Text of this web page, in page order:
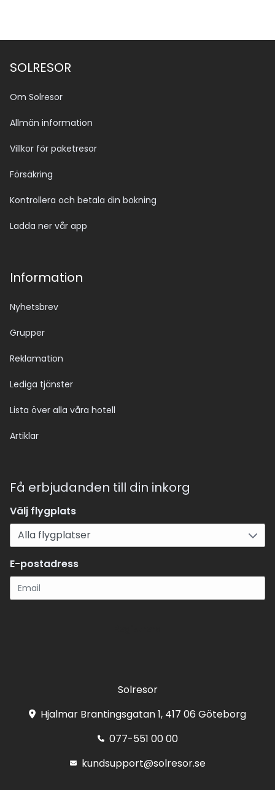
SOLRESOR
Om Solresor
Allmän information
Villkor för paketresor
Försäkring
Kontrollera och betala din bokning
Ladda ner vår app
Information
Nyhetsbrev
Grupper
Reklamation
Lediga tjänster
Lista över alla våra hotell
Artiklar
Få erbjudanden till din inkorg
Välj flygplats
E-postadress
Solresor
Hjalmar Brantingsgatan 1, 417 06 Göteborg
077-551 00 00
kundsupport@solresor.se